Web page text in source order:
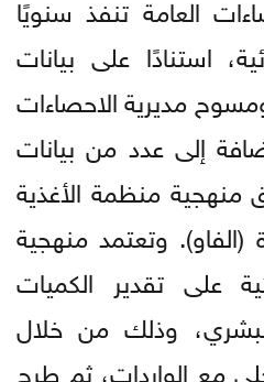
استنادًا على بيانات
مديرية الاحصاءات
إلى عدد من بيانات
منهجية منظمة الأغذية
(الفاو). وتعتمد منهجية
على تقدير الكميات
وذلك من خلال
مع الواردات، ثم طرح